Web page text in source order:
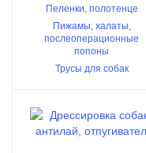
Пеленки, полотенце
Пижамы, халаты,
послеоперационные
попоны
Трусы для собак